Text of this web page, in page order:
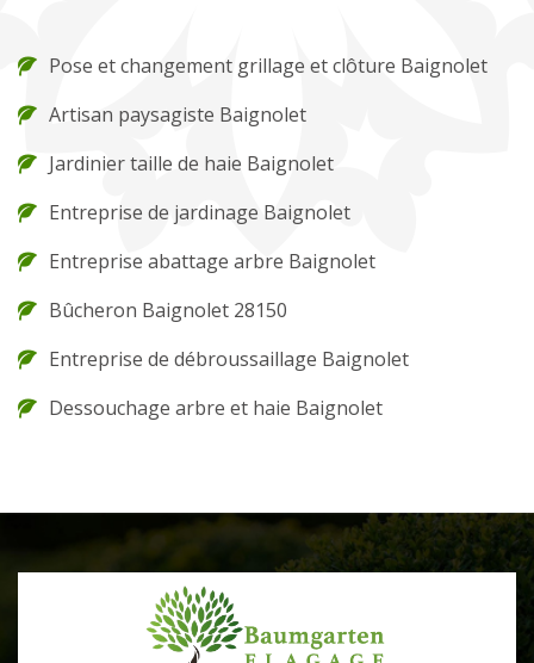
Pose et changement grillage et clôture Baignolet
Artisan paysagiste Baignolet
Jardinier taille de haie Baignolet
Entreprise de jardinage Baignolet
Entreprise abattage arbre Baignolet
Bûcheron Baignolet 28150
Entreprise de débroussaillage Baignolet
Dessouchage arbre et haie Baignolet